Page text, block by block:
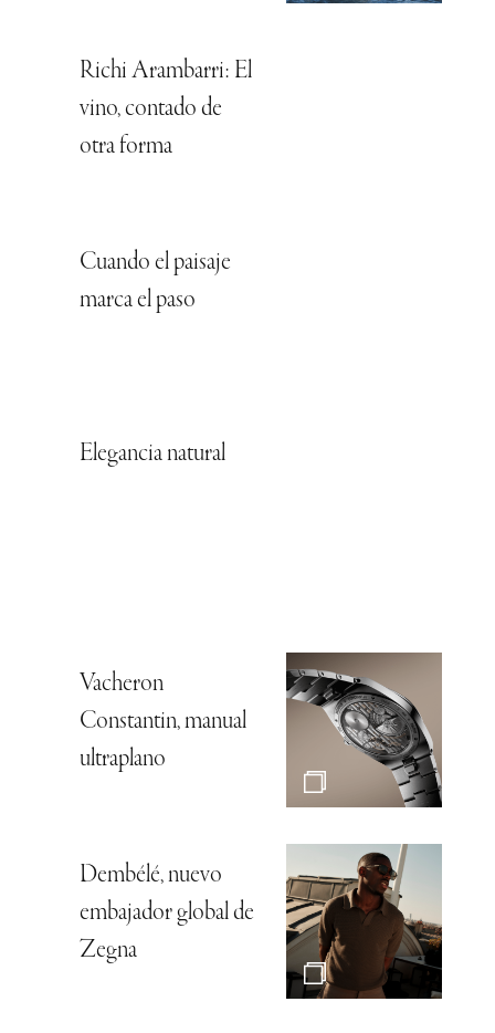
Richi Arambarri: El
vino, contado de
otra forma
Cuando el paisaje
marca el paso
Elegancia natural
Vacheron
Constantin, manual
ultraplano
Dembélé, nuevo
embajador global de
Zegna